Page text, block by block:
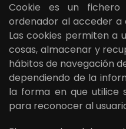
Cookie es un
ordenador al acceder a
Las cookies permiten a
cosas, almacenar y
hábitos de navegación
dependiendo de la
la forma en que utilice
para reconocer al